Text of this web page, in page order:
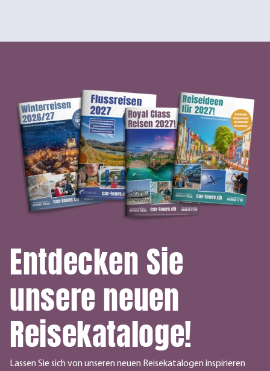
Entdecken Sie
unsere neuen
Reisekataloge!
Lassen Sie sich von unseren neuen Reisekatalogen inspirieren